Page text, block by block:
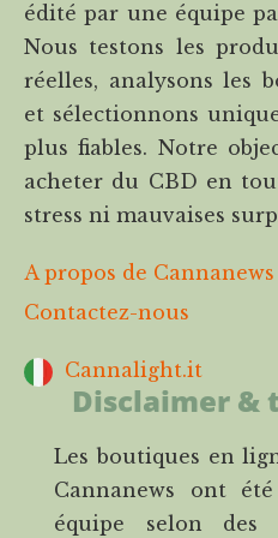
édité par une équipe
Nous testons les
réelles, analysons les
et sélectionnons
plus fiables. Notre
acheter du CBD en
stress ni mauvaises
A propos de Cannanews
Contactez-nous
Cannalight.it
Disclaimer &
Les boutiques en
Cannanews ont
équipe selon des